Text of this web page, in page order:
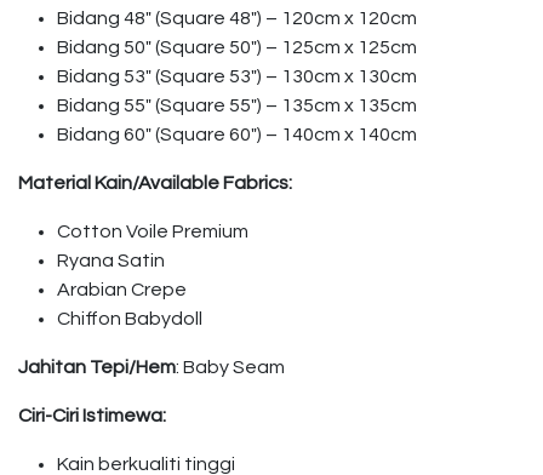
Bidang 48″ (Square 48″) – 120cm x 120cm
Bidang 50″ (Square 50″) – 125cm x 125cm
Bidang 53″ (Square 53″) – 130cm x 130cm
Bidang 55″ (Square 55″) – 135cm x 135cm
Bidang 60″ (Square 60″) – 140cm x 140cm
Material Kain/Available Fabrics:
Cotton Voile Premium
Ryana Satin
Arabian Crepe
Chiffon Babydoll
Jahitan Tepi/Hem: Baby Seam
Ciri-Ciri Istimewa:
Kain berkualiti tinggi